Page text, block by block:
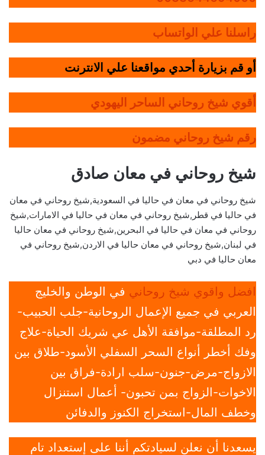
راسلنا علي الواتساب
أو قم بزيارة أحدي مواقعنا علي الانترنت
أقوي شيخ روحاني الساحر اليهودي
رقم شيخ روحاني مضمون
شيخ روحاني في معان صادق
شيخ روحاني في معان في حاليا في السعودية,شيخ روحاني في معان
في حاليا في قطر,شيخ روحاني في معان في حاليا في الامارات,شيخ
روحاني في معان في حاليا في البحرين,شيخ روحاني في معان حاليا
في لبنان,شيخ روحاني في معان حاليا في الاردن,شيخ روحاني في
معان حاليا في دبي
افضل واقوي شيخ روحاني في الوطن والخليج
العربي في جميع الإعمال الروحانية-جلب الحبيب-
رد المطلقة-موافقة الأهل عي شريك الحياة-علاج
وفك أخطر أنواع السحر السفلي الأسود-طلاق بين
الازواج-مرض-جنون-سلب ارادة-فراق بين
الاخوات-الزواج بمن تحبون- أعمال استنزال
وخطف المال-استخراج الكنوز والدفائن
يسعدنا أن نعلن لسيادتكم أننا على إستعداد تام